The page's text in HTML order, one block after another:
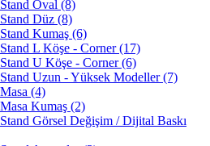
Oval (8)
Düz (8)
Kumaş (6)
L Köşe - Corner (17)
U Köşe - Corner (6)
Uzun - Yüksek Modeller (7)
(4)
Kumaş (2)
Görsel Değişim / Dijital Baskı